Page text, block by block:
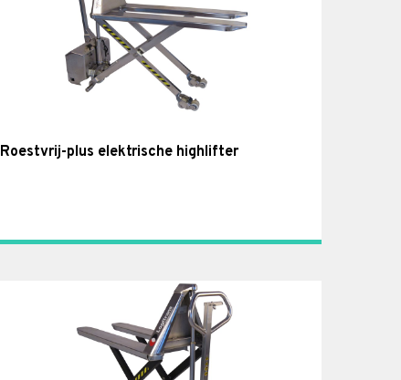
Roestvrij-plus elektrische highlifter